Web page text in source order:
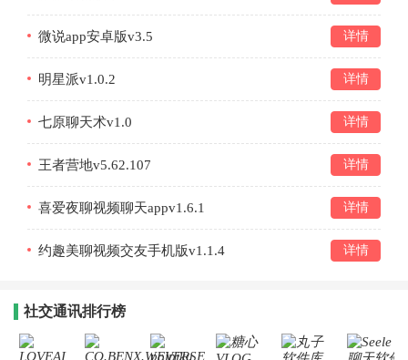
微说app安卓版v3.5 详情
明星派v1.0.2 详情
七原聊天术v1.0 详情
王者营地v5.62.107 详情
喜爱夜聊视频聊天appv1.6.1 详情
约趣美聊视频交友手机版v1.1.4 详情
社交通讯排行榜